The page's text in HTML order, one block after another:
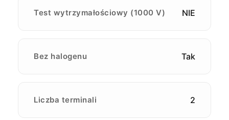
Test wytrzymałościowy (1000 V) NIE
Bez halogenu Tak
Liczba terminali 2